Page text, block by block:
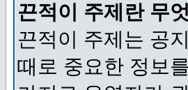
끈적이 주제란 무
끈적이 주제는 공
때로 중요한 정보